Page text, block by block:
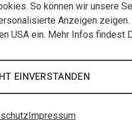
So können wir unsere
Anzeigen
USA ein. Mehr Infos findest
EINVERSTANDEN
Impressum